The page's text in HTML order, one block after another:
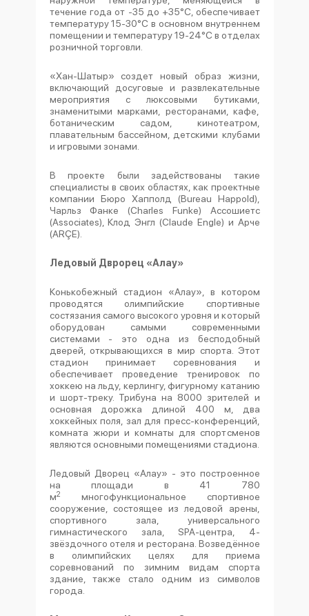
течение года от -35 до +35°C, обеспечивает
температуру 15-30°C в основном внутреннем
помещении и температуру 19-24°C в отделах
розничной торговли.
«Хан-Шатыр» создет новый образ жизни,
включающий досуговые и развлекательные
мероприятия с люксовыми бутиками,
знаменитыми марками, ресторанами, кафе,
ботаническим садом, кинотеатром,
плавательным бассейном, детскими клубами
и игровыми зонами.
В проекте были задействованы такие
специалисты в своих областях, как проектные
компании Бюро Хапполд (Bureau Happold),
Чарльз Фанке (Charles Funke) Ассошиетс
(Associates), Клод Энгл (Claude Engle) и Арче
(ARÇE).
Ледовый Дврорец «Алау»
Конькобежный стадион «Алау», в котором
проводятся олимпийские спортивные
состязания самого высокого уровня и который
оборудован самыми современными
системами - это одна из бесподобный
дверей, открывающихся в мир спорта. Этот
стадион принимает соревнования и
обеспечивает проведение тренировок по
хоккею на льду, керлингу, фигурному катанию
и шорт-треку. Трибуна на 8000 зрителей и
основная дорожка длиной 400 м, два
хоккейных поля, зал для пресс-конференций,
комната жюри и комнаты для спортсменов
являются основными помещениями стадиона.
Ледовый Дворец «Алау» - это построенное
на площади в 41 780
м2
многофункциональное спортивное
сооружение, состоящее из ледовой арены,
спортивного зала, универсального
гимнастического зала, SPA-центра, 4-
звёздочного отеля и ресторана. Возведённое
в олимпийских целях для приема
соревнований по зимним видам спорта
здание, также стало одним из символов
города.